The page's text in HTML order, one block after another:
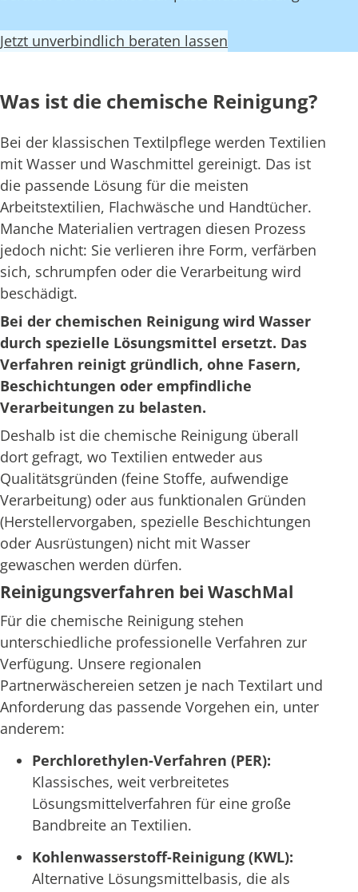
Jetzt unverbindlich beraten lassen
Was ist die chemische Reinigung?
Bei der klassischen Textilpflege werden Textilien
mit Wasser und Waschmittel gereinigt. Das ist
die passende Lösung für die meisten
Arbeitstextilien, Flachwäsche und Handtücher.
Manche Materialien vertragen diesen Prozess
jedoch nicht: Sie verlieren ihre Form, verfärben
sich, schrumpfen oder die Verarbeitung wird
beschädigt.
Bei der chemischen Reinigung wird Wasser
durch spezielle Lösungsmittel ersetzt. Das
Verfahren reinigt gründlich, ohne Fasern,
Beschichtungen oder empfindliche
Verarbeitungen zu belasten.
Deshalb ist die chemische Reinigung überall
dort gefragt, wo Textilien entweder aus
Qualitätsgründen (feine Stoffe, aufwendige
Verarbeitung) oder aus funktionalen Gründen
(Herstellervorgaben, spezielle Beschichtungen
oder Ausrüstungen) nicht mit Wasser
gewaschen werden dürfen.
Reinigungsverfahren bei WaschMal
Für die chemische Reinigung stehen
unterschiedliche professionelle Verfahren zur
Verfügung. Unsere regionalen
Partnerwäschereien setzen je nach Textilart und
Anforderung das passende Vorgehen ein, unter
anderem:
Perchlorethylen-Verfahren (PER):
Klassisches, weit verbreitetes
Lösungsmittelverfahren für eine große
Bandbreite an Textilien.
Kohlenwasserstoff-Reinigung (KWL):
Alternative Lösungsmittelbasis, die als